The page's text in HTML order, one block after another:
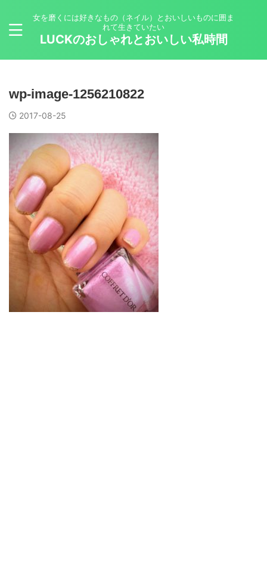
女を磨くには好きなもの（ネイル）とおいしいものに囲ま
れて生きていたい
LUCKのおしゃれとおいしい私時間
wp-image-1256210822
2017-08-25